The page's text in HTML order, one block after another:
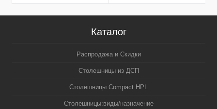
Каталог
Распродажа и Скидки
Столешницы из ДСП
Столешницы Compact HPL
Столешницы:виды/назначение